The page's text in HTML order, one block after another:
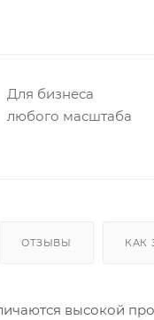
Для бизнеса
любого масштаба
ОТЗЫВЫ КАК
высокой